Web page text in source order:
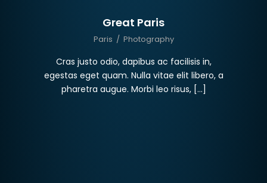
Great Paris
Paris / Photography
Cras justo odio, dapibus ac facilisis in,
egestas eget quam. Nulla vitae elit libero, a
pharetra augue. Morbi leo risus, […]